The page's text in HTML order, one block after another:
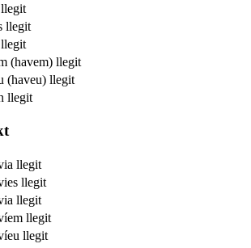
llegit
llegit
llegit
(havem) llegit
(haveu) llegit
llegit
llegit
llegit
llegit
llegit
llegit